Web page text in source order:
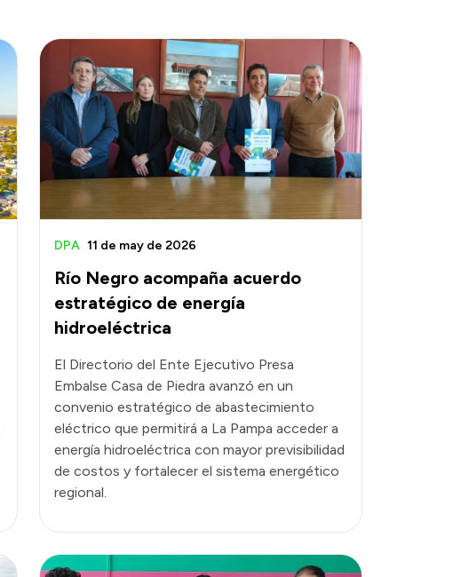
Río Negro acompaña acuerdo
estratégico de energía
hidroeléctrica
DPA 11 de may de 2026
El Directorio del Ente Ejecutivo Presa
Embalse Casa de Piedra avanzó en un
convenio estratégico de abastecimiento
eléctrico que permitirá a La Pampa acceder a
energía hidroeléctrica con mayor previsibilidad
de costos y fortalecer el sistema energético
regional.